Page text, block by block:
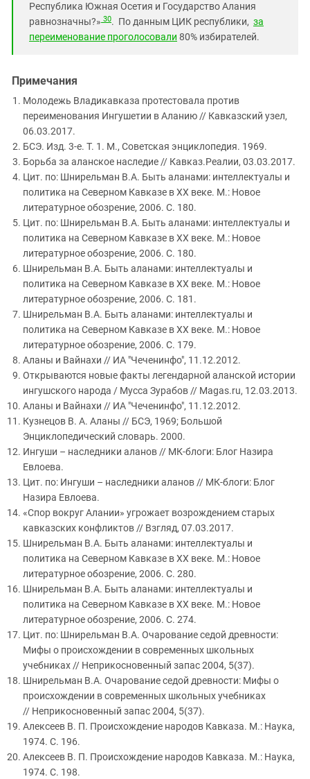
Республика Южная Осетия и Государство Алания
равнозначны?» 30. По данным ЦИК республики, за
переименование проголосовали 80% избирателей.
Примечания
Молодежь Владикавказа протестовала против
переименования Ингушетии в Аланию // Кавказский узел,
06.03.2017.
БСЭ. Изд. 3-е. Т. 1. М., Советская энциклопедия. 1969.
Борьба за аланское наследие // Кавказ.Реалии, 03.03.2017.
Цит. по: Шнирельман В.А. Быть аланами: интеллектуалы и
политика на Северном Кавказе в ХХ веке. М.: Новое
литературное обозрение, 2006. С. 180.
Цит. по: Шнирельман В.А. Быть аланами: интеллектуалы и
политика на Северном Кавказе в ХХ веке. М.: Новое
литературное обозрение, 2006. С. 180.
Шнирельман В.А. Быть аланами: интеллектуалы и
политика на Северном Кавказе в ХХ веке. М.: Новое
литературное обозрение, 2006. С. 181.
Шнирельман В.А. Быть аланами: интеллектуалы и
политика на Северном Кавказе в ХХ веке. М.: Новое
литературное обозрение, 2006. С. 179.
Аланы и Вайнахи // ИА "Чеченинфо", 11.12.2012.
Открываются новые факты легендарной аланской истории
ингушского народа / Мусса Зурабов // Magas.ru, 12.03.2013.
Аланы и Вайнахи // ИА "Чеченинфо", 11.12.2012.
Кузнецов В. А. Аланы // БСЭ, 1969; Большой
Энциклопедический словарь. 2000.
Ингуши – наследники аланов // МК-блоги: Блог Назира
Евлоева.
Цит. по: Ингуши – наследники аланов // МК-блоги: Блог
Назира Евлоева.
«Спор вокруг Алании» угрожает возрождением старых
кавказских конфликтов // Взгляд, 07.03.2017.
Шнирельман В.А. Быть аланами: интеллектуалы и
политика на Северном Кавказе в ХХ веке. М.: Новое
литературное обозрение, 2006. С. 280.
Шнирельман В.А. Быть аланами: интеллектуалы и
политика на Северном Кавказе в ХХ веке. М.: Новое
литературное обозрение, 2006. С. 274.
Цит. по: Шнирельман В.А. Очарование седой древности:
Мифы о происхождении в современных школьных
учебниках // Неприкосновенный запас 2004, 5(37).
Шнирельман В.А. Очарование седой древности: Мифы о
происхождении в современных школьных учебниках
// Неприкосновенный запас 2004, 5(37).
Алексеев В. П. Происхождение народов Кавказа. М.: Наука,
1974. С. 196.
Алексеев В. П. Происхождение народов Кавказа. М.: Наука,
1974. С. 198.